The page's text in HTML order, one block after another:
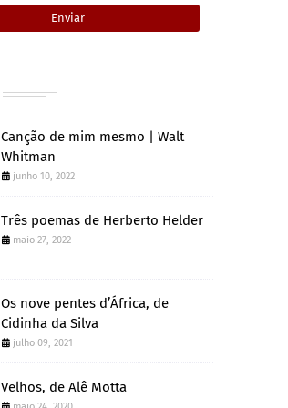
Canção de mim mesmo | Walt
Whitman
junho 10, 2022
Três poemas de Herberto Helder
maio 27, 2022
Os nove pentes d’África, de
Cidinha da Silva
julho 09, 2021
Velhos, de Alê Motta